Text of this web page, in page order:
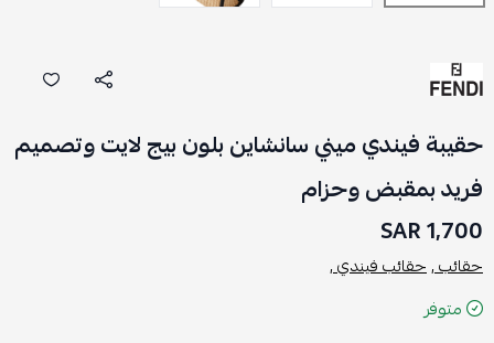
حقيبة فيندي ميني سانشاين بلون بيج لايت وتصميم
فريد بمقبض وحزام
1,700 SAR
حقائب ,حقائب فيندي ,
متوفر